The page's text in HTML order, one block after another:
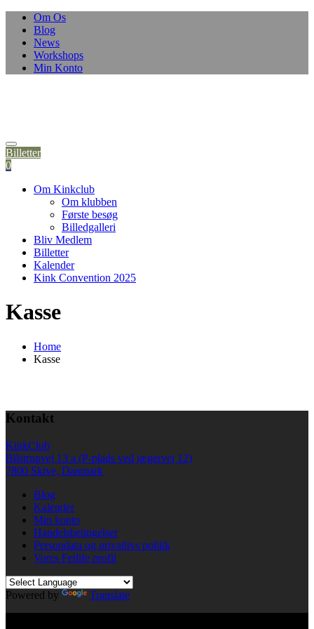
Om Os
Blog
News
Workshops
Min Konto
Billetter
0
Om Kinkclub
Om klubben
Første besøg
Billedgalleri
Bliv Medlem
Billetter
Kalender
Kink Convention 2025
Kasse
Home
Kasse
Kontakt
KinkClub
Bilstrupvej 13 a (P-plads ved jægervej 12)
7800 Skive, Danmark
Blog
Kalender
Min konto
Handelsbetingelser
Persondata og privatlivs politik
Vores Fetlife profil
Powered by
Translate